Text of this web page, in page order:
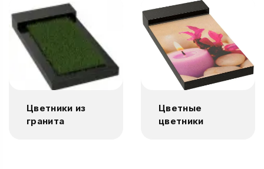
Цветники из
гранита
Цветные
цветники